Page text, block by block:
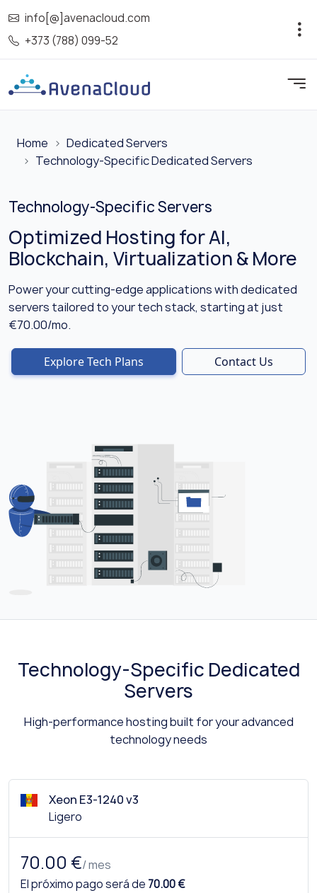
info[@]avenacloud.com
+373 (788) 099-52
Home
Dedicated Servers
Technology-Specific Dedicated Servers
Technology-Specific Servers
Optimized Hosting for AI,
Blockchain, Virtualization & More
Power your cutting-edge applications with dedicated
servers tailored to your tech stack, starting at just
€70.00/mo.
Explore Tech Plans Contact Us
Technology-Specific Dedicated
Servers
High-performance hosting built for your advanced
technology needs
Xeon E3-1240 v3
Ligero
70.00 €/ mes
El próximo pago será de 70.00 €